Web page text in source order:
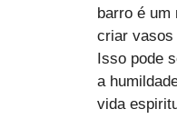
barro é um
criar vasos
Isso pode
a
vida